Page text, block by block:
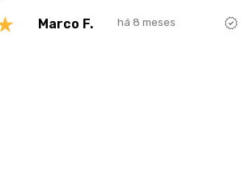
Marco F. há 8 meses